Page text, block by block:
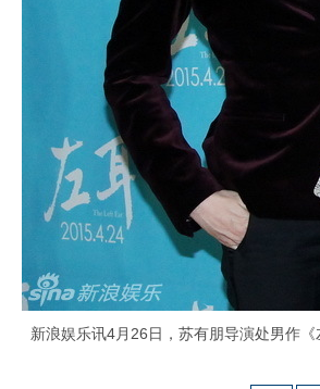
新浪娱乐讯4月26日，苏有朋导演处男作《